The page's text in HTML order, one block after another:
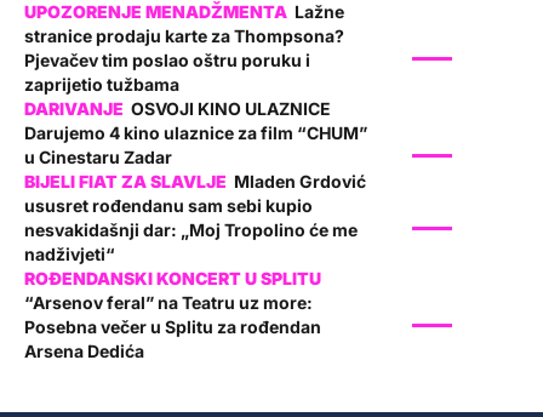
Lažne
stranice prodaju karte za Thompsona?
Pjevačev tim poslao oštru poruku i
zaprijetio tužbama
OSVOJI KINO ULAZNICE
Darujemo 4 kino ulaznice za film “CHUM”
u Cinestaru Zadar
Mladen Grdović
ususret rođendanu sam sebi kupio
nesvakidašnji dar: „Moj Tropolino će me
nadživjeti“
“Arsenov feral” na Teatru uz more:
Posebna večer u Splitu za rođendan
Arsena Dedića